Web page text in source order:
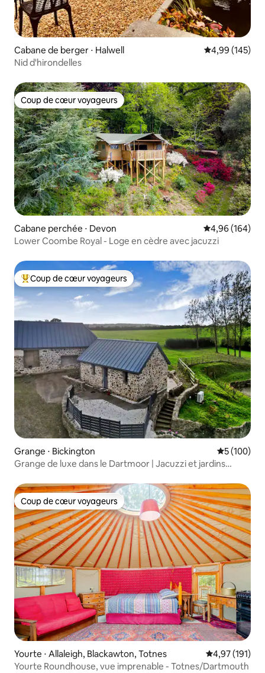
Cabane de berger ⋅ Halwell Évaluation
4,99 (145)
Nid d'hirondelles
Coup de cœur voyageurs
Coup de cœur voyageurs
Cabane perchée ⋅ Devon Évaluation
4,96 (164)
Lower Coombe Royal - Loge en cèdre avec jacuzzi
Coups de cœur voyageurs les plus appréciés
Coup de cœur voyageurs
Grange ⋅ Bickington Évaluation
5 (100)
Grange de luxe dans le Dartmoor | Jacuzzi et jardins
Coup de cœur voyageurs
Coup de cœur voyageurs
Yourte ⋅ Allaleigh, Blackawton, Totnes Évaluation
4,97 (191)
Yourte Roundhouse, vue imprenable - Totnes/Dartmouth